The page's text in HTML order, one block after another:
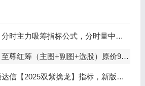
力吸筹指标公式，分时量中显主力（分时副图）
红筹（主图+副图+选股）原价9999元的全套指标
龙】指标，新版主图、副图、选股，主力吸筹套装，手机电脑通达信通用